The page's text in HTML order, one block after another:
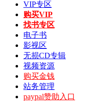
VIP专区
购买VIP
找书专区
电子书
影视区
无损CD专辑
视频资源
购买金钱
站务管理
paypal赞助入口